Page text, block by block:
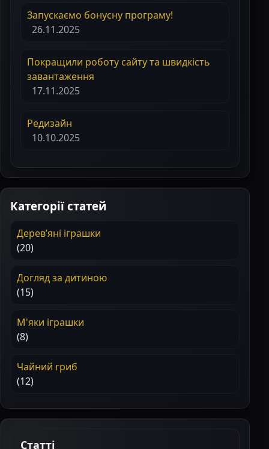
Запускаємо бонусну програму!
26.11.2025
Покращили роботу сайту та швидкість
завантаження
17.11.2025
Редизайн
10.10.2025
Категорії статей
Деревʼяні іграшки
(20)
Догляд за дитиною
(15)
М'яки іграшки
(8)
Чайний гриб
(12)
Статті